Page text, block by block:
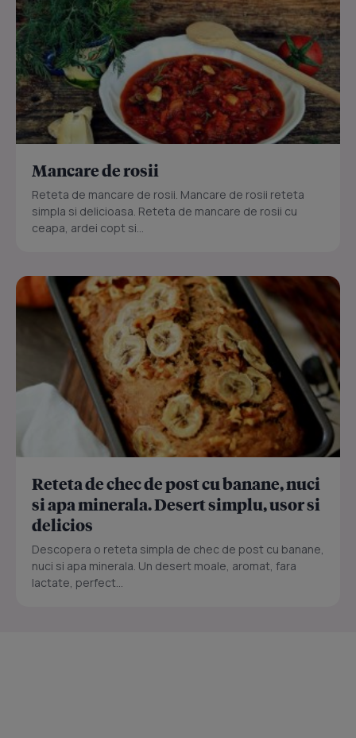
Mancare de rosii
Reteta de mancare de rosii. Mancare de rosii reteta
simpla si delicioasa. Reteta de mancare de rosii cu
ceapa, ardei copt si...
Reteta de chec de post cu banane, nuci
si apa minerala. Desert simplu, usor si
delicios
Descopera o reteta simpla de chec de post cu banane,
nuci si apa minerala. Un desert moale, aromat, fara
lactate, perfect...